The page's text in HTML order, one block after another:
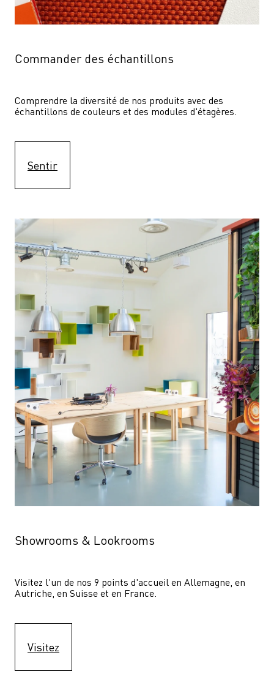
Commander des échantillons
Comprendre la diversité de nos produits avec des
échantillons de couleurs et des modules d'étagères.
Sentir
Showrooms & Lookrooms
Visitez l'un de nos 9 points d'accueil en Allemagne, en
Autriche, en Suisse et en France.
Visitez